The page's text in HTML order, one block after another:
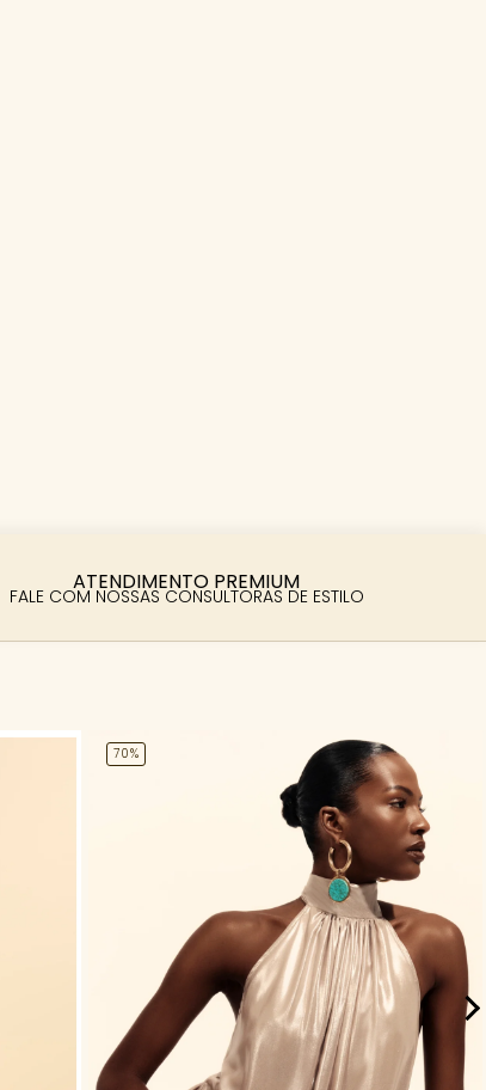
ATENDIMENTO PREMIUM
FALE COM NOSSAS CONSULTORAS DE ESTILO
70%